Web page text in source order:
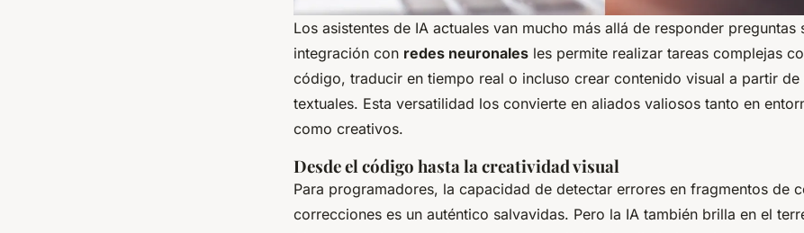
Los asistentes de IA actuales van mucho más allá de responder preguntas
integración con redes neuronales les permite realizar tareas complejas
código, traducir en tiempo real o incluso crear contenido visual a partir
textuales. Esta versatilidad los convierte en aliados valiosos tanto en
como creativos.
Desde el código hasta la creatividad visual
Para programadores, la capacidad de detectar errores en fragmentos de
correcciones es un auténtico salvavidas. Pero la IA también brilla en el